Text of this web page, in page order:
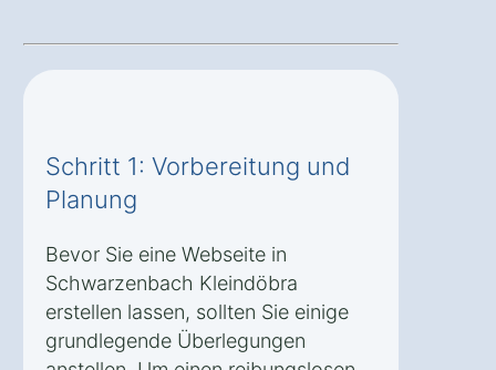
Schritt 1: Vorbereitung und
Planung
Bevor Sie eine Webseite in
Schwarzenbach Kleindöbra
erstellen lassen, sollten Sie einige
grundlegende Überlegungen